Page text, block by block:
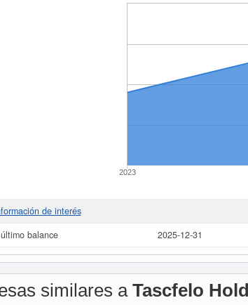
2023
de interés
balance
2025-12-31
similares aTascfelo